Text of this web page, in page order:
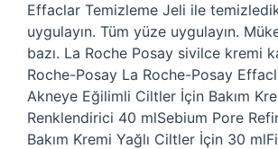
Effaclar Temizleme Jeli ile
uygulayın. Tüm yüze uygulayın.
bazı. La Roche Posay sivilce kremi
Roche-Posay La Roche-Posay
Akneye Eğilimli Ciltler İçin Bakım
Renklendirici 40 mlSebium Pore
Bakım Kremi Yağlı Ciltler İçin 30